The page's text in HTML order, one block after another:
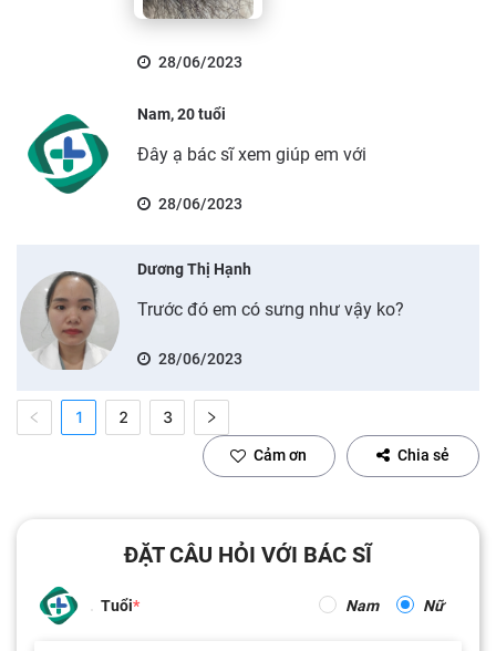
28/06/2023
Nam, 20 tuổi
Đây ạ bác sĩ xem giúp em với
28/06/2023
Dương Thị Hạnh
Trước đó em có sưng như vậy ko?
28/06/2023
1 2 3
Cảm ơn Chia sẻ
ĐẶT CÂU HỎI VỚI BÁC SĨ
Tuổi Nam Nữ